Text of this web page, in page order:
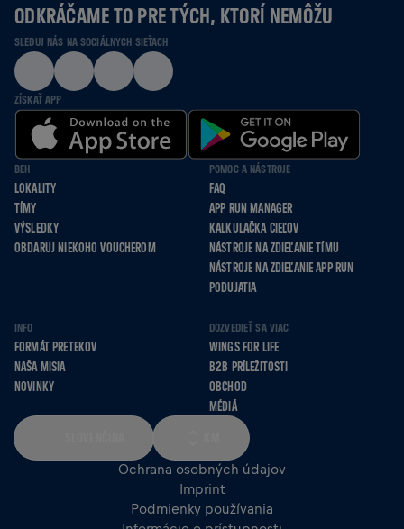
ODKRÁČAME TO PRE TÝCH, KTORÍ NEMÔŽU
SLEDUJ NÁS NA SOCIÁLNYCH SIEŤACH
ZÍSKAŤ APP
BEH
LOKALITY
TÍMY
VÝSLEDKY
OBDARUJ NIEKOHO VOUCHEROM
POMOC A NÁSTROJE
FAQ
APP RUN MANAGER
KALKULAČKA CIEĽOV
NÁSTROJE NA ZDIEĽANIE TÍMU
NÁSTROJE NA ZDIEĽANIE APP RUN
PODUJATIA
INFO
FORMÁT PRETEKOV
NAŠA MISIA
NOVINKY
DOZVEDIEŤ SA VIAC
WINGS FOR LIFE
B2B PRÍLEŽITOSTI
OBCHOD
MÉDIÁ
Ochrana osobných údajov
Imprint
Podmienky používania